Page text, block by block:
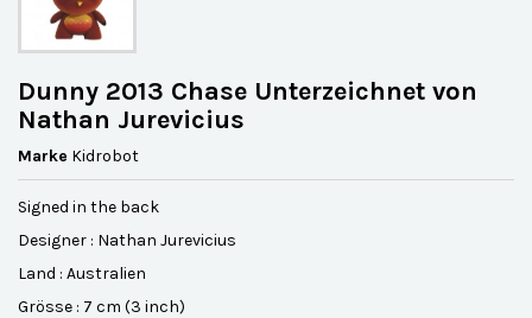
Dunny 2013 Chase Unterzeichnet von
Nathan Jurevicius
Marke Kidrobot
Signed in the back
Designer : Nathan Jurevicius
Land : Australien
Grösse : 7 cm (3 inch)